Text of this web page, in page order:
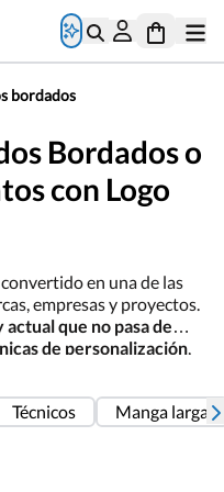
bordados
Bordados o
con Logo
en una de las
empresas y proyectos.
actual que no pasa de
de personalización,
mucho más duradera y
contamos con
modelos de polos
Técnicos Manga larga